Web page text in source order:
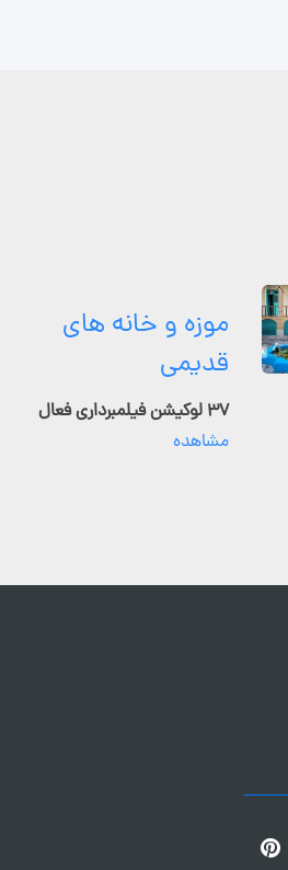
موزه و خانه های
قدیمی
۳۷ لوکیشن فیلمبرداری فعال
مشاهده